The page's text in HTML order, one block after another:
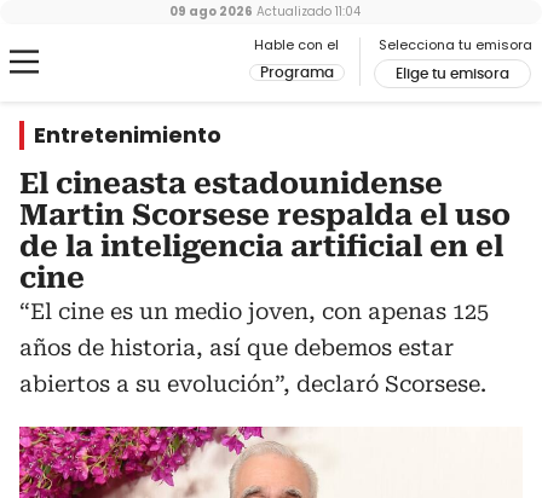
Hable con el
Programa
Selecciona tu emisora
Elige tu emisora
09 ago 2026 Actualizado 11:04
Entretenimiento
El cineasta estadounidense
Martin Scorsese respalda el uso
de la inteligencia artificial en el
cine
“El cine es un medio joven, con apenas 125
años de historia, así que debemos estar
abiertos a su evolución”, declaró Scorsese.